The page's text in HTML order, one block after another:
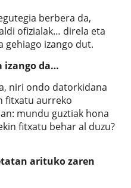
berbera da,
ofizialak… direla eta
gehiago izango dut.
izango da…
niri ondo datorkidana
fitxatu aurreko
mundu guztiak hona
fitxatu behar al duzu?
arituko zaren